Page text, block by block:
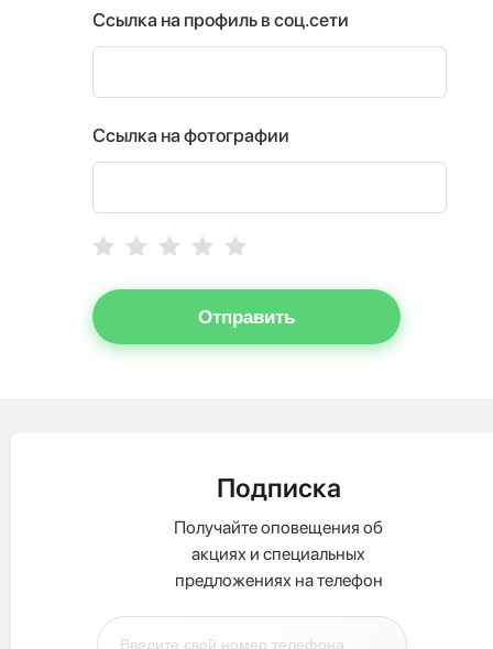
Ссылка на профиль в соц.сети
Ссылка на фотографии
Отправить
Подписка
Получайте оповещения об
акциях и специальных
предложениях на телефон